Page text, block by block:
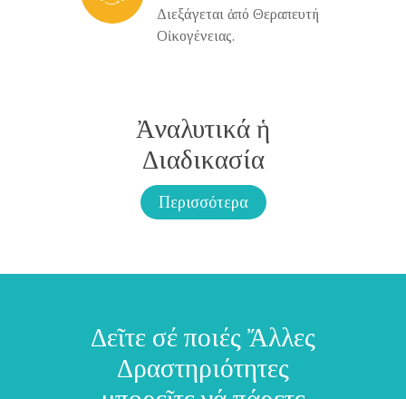
Διεξάγεται ἀπό Θεραπευτή
Οἰκογένειας.
Ἀναλυτικά ἡ
Διαδικασία
Περισσότερα
Δεῖτε σέ ποιές Ἄλλες
Δραστηριότητες